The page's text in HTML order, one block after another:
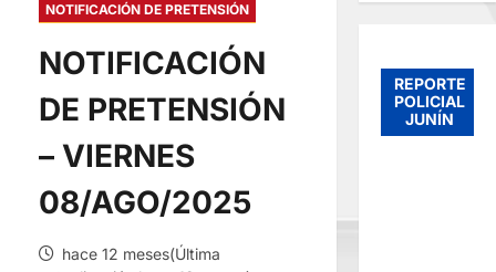
NOTIFICACIÓN DE PRETENSIÓN
NOTIFICACIÓN
DE PRETENSIÓN
– VIERNES
08/AGO/2025
hace 12 meses(Última
REPORTE
POLICIAL
JUNÍN